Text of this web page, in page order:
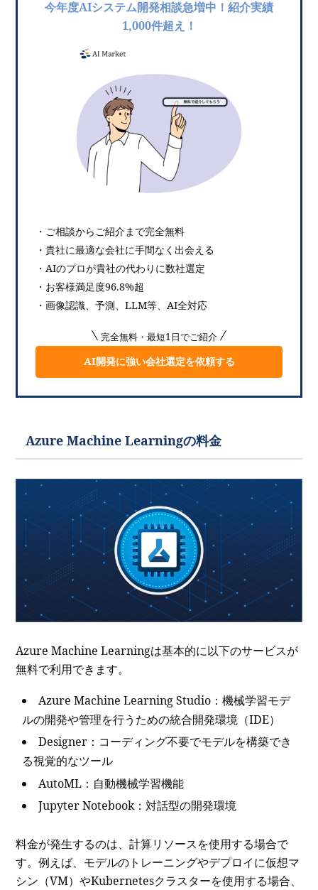
今年度AIシステム開発相談急増中！紹介実績
1,000件超え！
・ご相談からご紹介まで完全無料
・貴社に最適な会社に手間なく出会える
・AIのプロが貴社の代わりに数社選定
・お客様満足度96.8%超
・画像認識、予測、LLM等、AI全対応
完全無料・最短1日でご紹介
AI開発に強い会社選定を依頼する
Azure Machine Learningの料金
Azure Machine Learningは基本的に以下のサービスが
無料で利用できます。
Azure Machine Learning Studio：機械学習モデ
ルの開発や管理を行うための統合開発環境（IDE）
Designer：コーディング不要でモデルを構築でき
る視覚的なツール
AutoML：自動機械学習機能
Jupyter Notebook：対話型の開発環境
料金が発生するのは、計算リソースを使用する場合で
す。例えば、モデルのトレーニングやデプロイに仮想マ
シン（VM）やKubernetesクラスターを使用する場合、